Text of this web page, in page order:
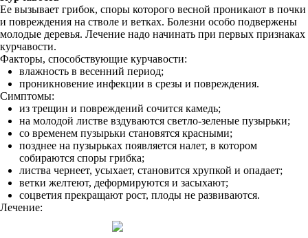
Ее вызывает грибок, споры которого весной проникают в почки
и повреждения на стволе и ветках. Болезни особо подвержены
молодые деревья. Лечение надо начинать при первых признаках
курчавости.
Факторы, способствующие курчавости:
влажность в весенний период;
проникновение инфекции в срезы и повреждения.
Симптомы:
из трещин и повреждений сочится камедь;
на молодой листве вздуваются светло-зеленые пузырьки;
со временем пузырьки становятся красными;
позднее на пузырьках появляется налет, в котором
собираются споры грибка;
листва чернеет, усыхает, становится хрупкой и опадает;
ветки желтеют, деформируются и засыхают;
соцветия прекращают рост, плоды не развиваются.
Лечение: